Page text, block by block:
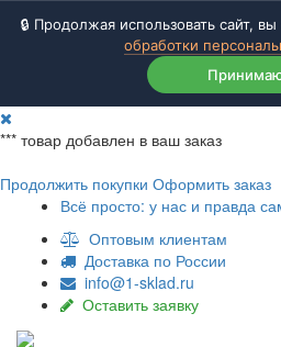
🔒 Продолжая использовать сайт,
обработки
*** товар добавлен в ваш заказ
Продолжить покупки Оформить заказ
Всё просто: у нас и правда
Оптовым клиентам
Доставка по России
info@1-sklad.ru
Оставить заявку